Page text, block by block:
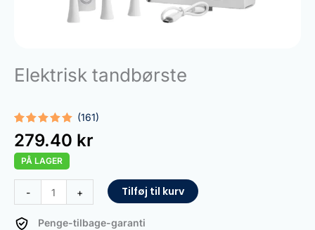
Elektrisk tandbørste
Bedømt
som5.00
ud af 5
baseret
på
161
kundebedømmelser
(161)
279.40 kr
PÅ LAGER
-
Toothbrush
antal
+ Tilføj til kurv
Penge-tilbage-garanti